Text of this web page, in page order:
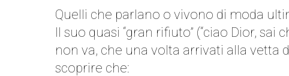
Quelli che parlano o vivono di moda
Il suo quasi “gran rifiuto” (“ciao Dior,
non va, che una volta arrivati alla vetta
scoprire che: